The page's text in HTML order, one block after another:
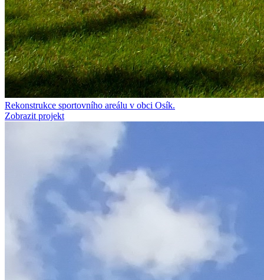
Rekonstrukce sportovního areálu v obci Osík.
Zobrazit projekt